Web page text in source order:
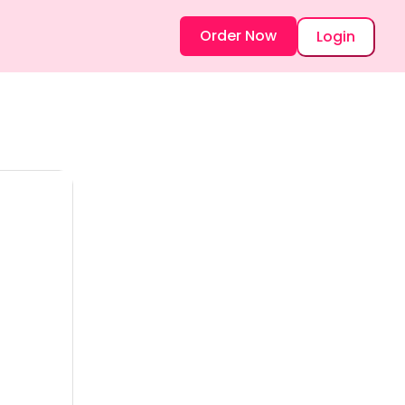
Login
Order Now